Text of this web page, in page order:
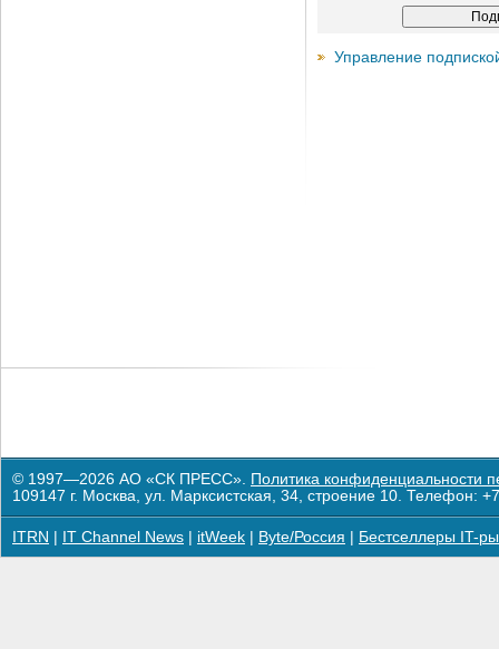
Управление
© 1997—2026 АО «СК ПРЕСС». Политика конфиденциальности
109147 г. Москва, ул. Марксистская, 34, строение 10. Телефон:
ITRN IT Channel News itWeek Byte/Россия Бестселлеры IT-